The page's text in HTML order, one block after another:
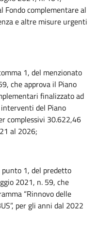
complementare al
e altre misure urgenti
1, del menzionato
che approva il Piano
finalizzato ad
del Piano
complessivi 30.622,46
al 2026;
punto 1, del predetto
2021, n. 59, che
“Rinnovo delle
per gli anni dal 2022